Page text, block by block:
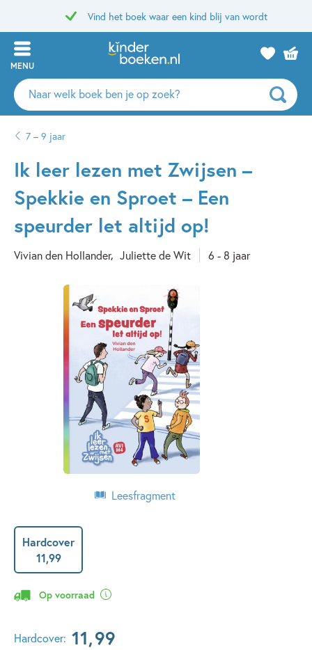
Vind het boek waar een kind blij van wordt
MENU
Zoeken
naar
auteurs
uitgevers
7 – 9 jaar
Ik leer lezen met Zwijsen –
Spekkie en Sproet – Een
speurder let altijd op!
Vivian den Hollander Juliette de Wit 6 - 8 jaar
Leesfragment
Hardcover
11,99
Op voorraad
Hardcover: 11,99